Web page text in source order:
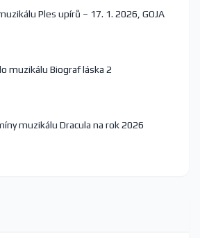
Ples upírů – 17. 1. 2026, GOJA
muzikálu Biograf láska 2
muzikálu Dracula na rok 2026